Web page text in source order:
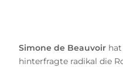
Simone de Beauvoirhat
hinterfragte radikal die